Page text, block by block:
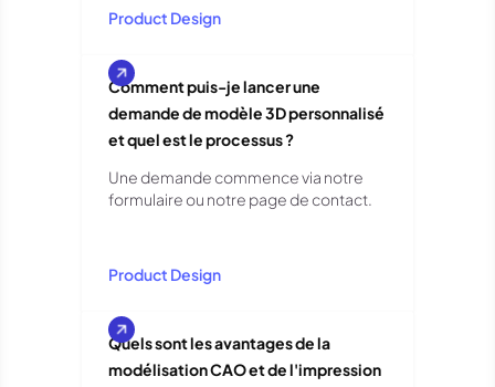
Product Design
Comment puis-je lancer une
demande de modèle 3D personnalisé
et quel est le processus ?
Une demande commence via notre
formulaire ou notre page de contact.
Product Design
Quels sont les avantages de la
modélisation CAO et de l'impression